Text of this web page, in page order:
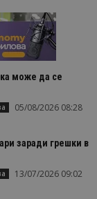
може да се
05/08/2026 08:28
заради грешки в
13/07/2026 09:02